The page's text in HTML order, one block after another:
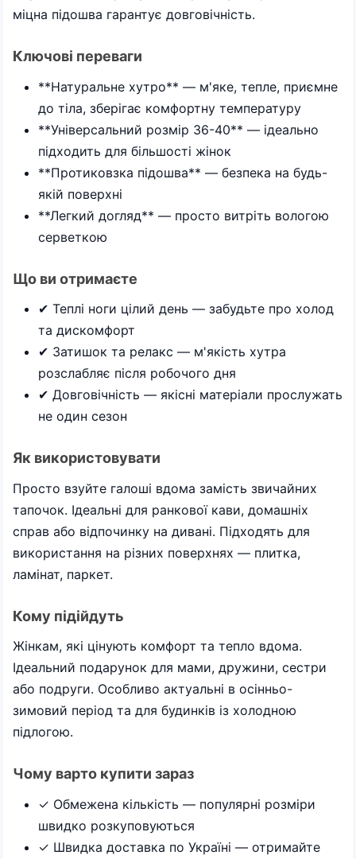
міцна підошва гарантує довговічність.
Ключові переваги
**Натуральне хутро** — м'яке, тепле, приємне
до тіла, зберігає комфортну температуру
**Універсальний розмір 36-40** — ідеально
підходить для більшості жінок
**Протиковзка підошва** — безпека на будь-
якій поверхні
**Легкий догляд** — просто витріть вологою
серветкою
Що ви отримаєте
✔ Теплі ноги цілий день — забудьте про холод
та дискомфорт
✔ Затишок та релакс — м'якість хутра
розслабляє після робочого дня
✔ Довговічність — якісні матеріали прослужать
не один сезон
Як використовувати
Просто взуйте галоші вдома замість звичайних
тапочок. Ідеальні для ранкової кави, домашніх
справ або відпочинку на дивані. Підходять для
використання на різних поверхнях — плитка,
ламінат, паркет.
Кому підійдуть
Жінкам, які цінують комфорт та тепло вдома.
Ідеальний подарунок для мами, дружини, сестри
або подруги. Особливо актуальні в осінньо-
зимовий період та для будинків із холодною
підлогою.
Чому варто купити зараз
✓ Обмежена кількість — популярні розміри
швидко розкуповуються
✓ Швидка доставка по Україні — отримайте